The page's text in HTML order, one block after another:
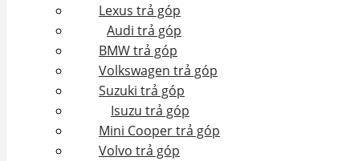
Lexus trả góp
Audi trả góp
BMW trả góp
Volkswagen trả góp
Suzuki trả góp
Isuzu trả góp
Mini Cooper trả góp
Volvo trả góp